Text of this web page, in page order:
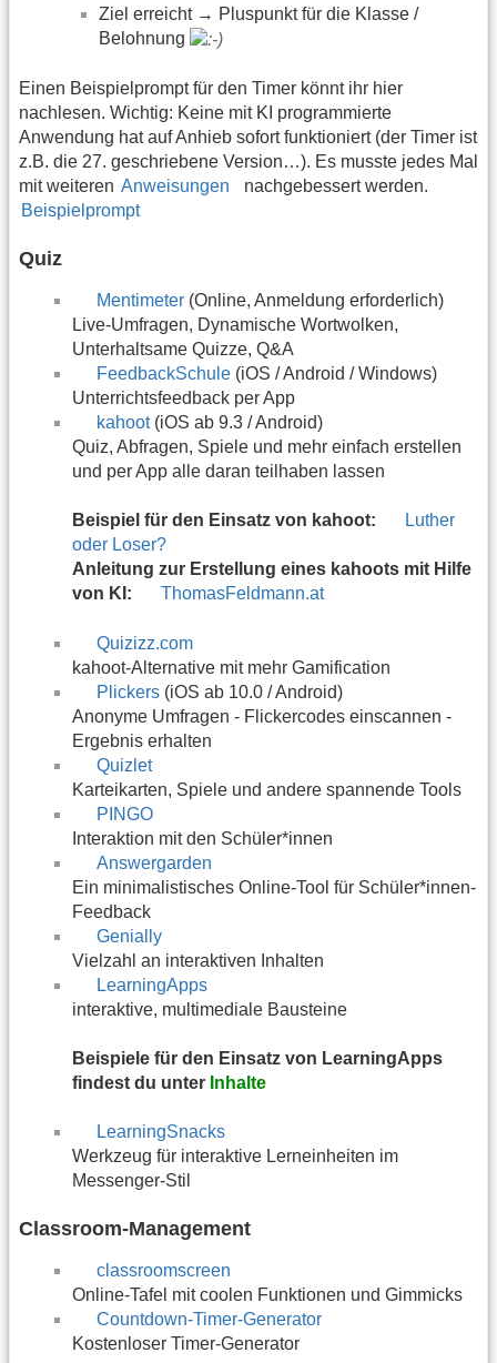
Ziel erreicht → Pluspunkt für die Klasse /
Belohnung
Einen Beispielprompt für den Timer könnt ihr hier
nachlesen. Wichtig: Keine mit KI programmierte
Anwendung hat auf Anhieb sofort funktioniert (der Timer ist
z.B. die 27. geschriebene Version…). Es musste jedes Mal
mit weiteren Anweisungen
nachgebessert werden.
Beispielprompt
Quiz
Mentimeter (Online, Anmeldung erforderlich)
Live-Umfragen, Dynamische Wortwolken,
Unterhaltsame Quizze, Q&A
FeedbackSchule (iOS / Android / Windows)
Unterrichtsfeedback per App
kahoot(iOS ab 9.3 / Android)
Quiz, Abfragen, Spiele und mehr einfach erstellen
und per App alle daran teilhaben lassen
Beispiel für den Einsatz von kahoot:
Luther
oder Loser?
Anleitung zur Erstellung eines kahoots mit Hilfe
von KI:
ThomasFeldmann.at
Quizizz.com
kahoot-Alternative mit mehr Gamification
Plickers (iOS ab 10.0 / Android)
Anonyme Umfragen - Flickercodes einscannen -
Ergebnis erhalten
Quizlet
Karteikarten, Spiele und andere spannende Tools
PINGO
Interaktion mit den Schüler*innen
Answergarden
Ein minimalistisches Online-Tool für Schüler*innen-
Feedback
Genially
Vielzahl an interaktiven Inhalten
LearningApps
interaktive, multimediale Bausteine
Beispiele für den Einsatz von LearningApps
findest du unter Inhalte
LearningSnacks
Werkzeug für interaktive Lerneinheiten im
Messenger-Stil
Classroom-Management
classroomscreen
Online-Tafel mit coolen Funktionen und Gimmicks
Countdown-Timer-Generator
Kostenloser Timer-Generator